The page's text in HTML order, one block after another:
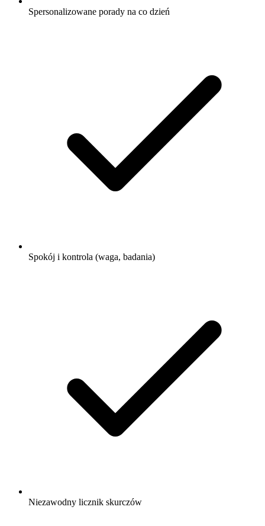
Spersonalizowane porady na co dzień
Spokój i kontrola (waga, badania)
Niezawodny licznik skurczów